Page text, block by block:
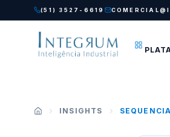
Pular para o conteúdo principal
(51) 3527-6619
INSIGHTS